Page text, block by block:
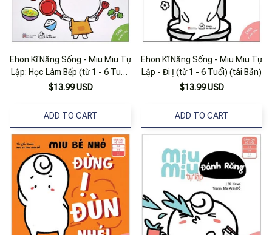
Ehon Kĩ Năng Sống - Miu Miu Tự
Lập: Học Làm Bếp (từ 1 - 6 Tuổi)
(song Ngữ Anh - Việt)
$13.99 USD
ADD TO CART
Ehon Kĩ Năng Sống - Miu Miu Tự
Lập - Đi Ị (từ 1 - 6 Tuổi) (tái Bản)
$13.99 USD
ADD TO CART